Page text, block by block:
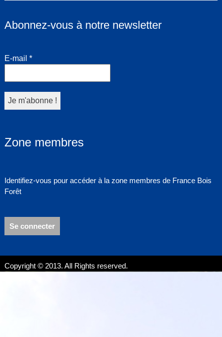
Abonnez-vous à notre newsletter
E-mail *
Zone membres
Identifiez-vous pour accéder à la zone membres de France Bois
Forêt
Se connecter
Copyright © 2013. All Rights reserved.